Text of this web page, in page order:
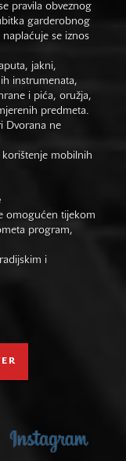
pravila obveznog
garderobnog
naplaćuje se iznos
jakni,
instrumenata,
i pića, oružja,
predmeta.
Dvorana ne
korištenje mobilnih
omogućen tijekom
program,
i